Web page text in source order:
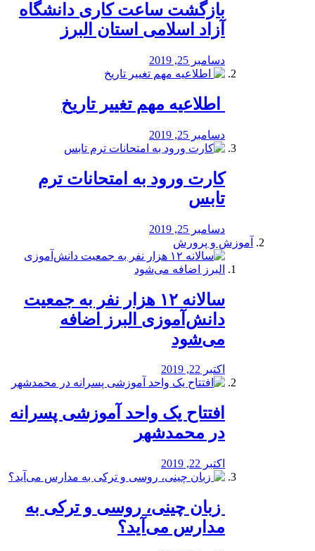
بازگشت ساعت کاری دانشگاه
آزاد اسلامی استان البرز
دسامبر 25, 2019
️ اطلاعیه مهم تغییر تاریخ
دسامبر 25, 2019
کارت ورود به امتحانات ترم
تابس
دسامبر 25, 2019
آموزش و پرورش
️سالانه ۱۲ هزار نفر به جمعیت
دانش‌آموزی البرز اضافه
می‌شود
اکتبر 22, 2019
افتتاح یک واحد آموزشی پسرانه
در محمدشهر
اکتبر 22, 2019
️ زبان چینی، روسی و ترکی به
مدارس می‌آید؟